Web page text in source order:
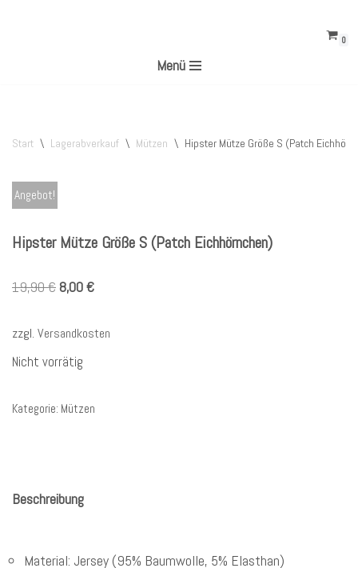
0
Menü
Start \ Lagerabverkauf \ Mützen \ Hipster Mütze Größe S (Patch
Angebot!
Hipster Mütze Größe S (Patch Eichhörnchen)
19,90€ 8,00€
zzgl. Versandkosten
Nicht vorrätig
Kategorie: Mützen
Beschreibung
Material: Jersey (95% Baumwolle, 5% Elasthan)